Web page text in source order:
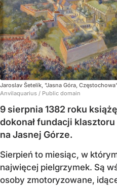
Jaroslav Šetelík, "Jasna Góra,
Anvilaquarius / Public domain
9 sierpnia 1382 roku
dokonał fundacji
na Jasnej Górze.
Sierpień to miesiąc, w
najwięcej pielgrzymek. Są
osoby zmotoryzowane,